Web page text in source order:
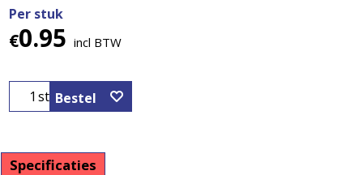
Per stuk
€0.95 incl BTW
st Bestel
Specificaties